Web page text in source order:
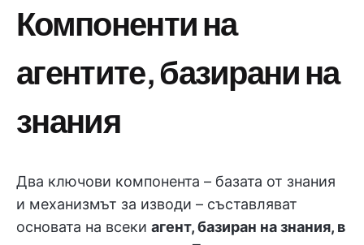
Компоненти на
агентите, базирани на
знания
Два ключови компонента – базата от знания
и механизмът за изводи – съставляват
основата на всеки агент, базиран на знания, в